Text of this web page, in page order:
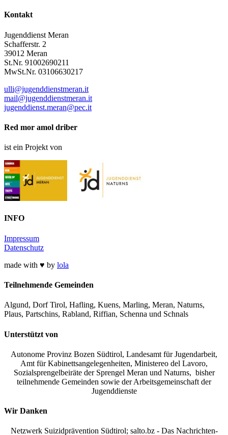
Kontakt
Jugenddienst Meran
Schafferstr. 2
39012 Meran
St.Nr. 91002690211
MwSt.Nr. 03106630217
ulli@jugenddienstmeran.it
mail@jugenddienstmeran.it
jugenddienst.meran@pec.it
Red mor amol driber
ist ein Projekt von
INFO
Impressum
Datenschutz
made with ♥ by lola
Teilnehmende Gemeinden
Algund, Dorf Tirol, Hafling, Kuens, Marling, Meran, Naturns,
Plaus, Partschins, Rabland, Riffian, Schenna und Schnals
Unterstützt von
Autonome Provinz Bozen Südtirol, Landesamt für Jugendarbeit,
Amt für Kabinettsangelegenheiten, Ministereo del Lavoro,
Sozialsprengelbeiräte der Sprengel Meran und Naturns, bisher
teilnehmende Gemeinden sowie der Arbeitsgemeinschaft der
Jugenddienste
Wir Danken
Netzwerk Suizidprävention Südtirol; salto.bz - Das Nachrichten-